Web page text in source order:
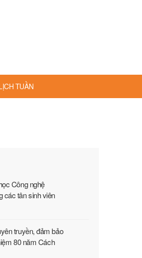
TUẦN
Công nghệ
các tân sinh viên
truyền, đảm bảo
80 năm Cách